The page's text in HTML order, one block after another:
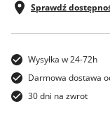
Sprawdź
Wysyłka w 24-72h
Darmowa dostawa
30 dni na zwrot